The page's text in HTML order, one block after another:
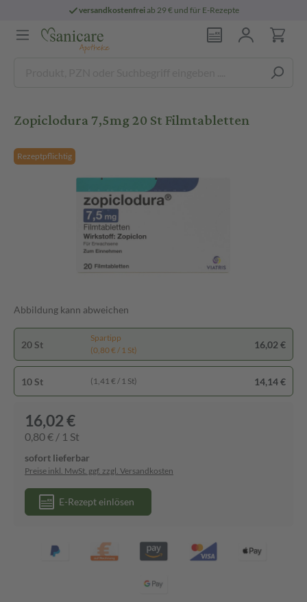
versandkostenfreiab 29 € und für E-Rezepte
Zopiclodura 7,5mg 20 St Filmtabletten
Rezeptpflichtig
Abbildung kann abweichen
20 St
Spartipp
(0,80 € / 1 St)
16,02 €
10 St (1,41 € / 1 St) 14,14 €
16,02 €
0,80 € / 1 St
sofort lieferbar
Preise inkl. MwSt. ggf. zzgl. Versandkosten
E-Rezept einlösen